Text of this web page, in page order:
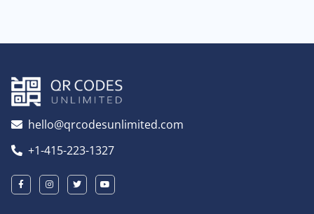
hello@qrcodesunlimited.com
+1-415-223-1327